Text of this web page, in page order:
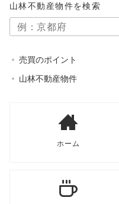
シ
ョ
ン
山林不動産物件を検索
売買のポイント
山林不動産物件
ホーム